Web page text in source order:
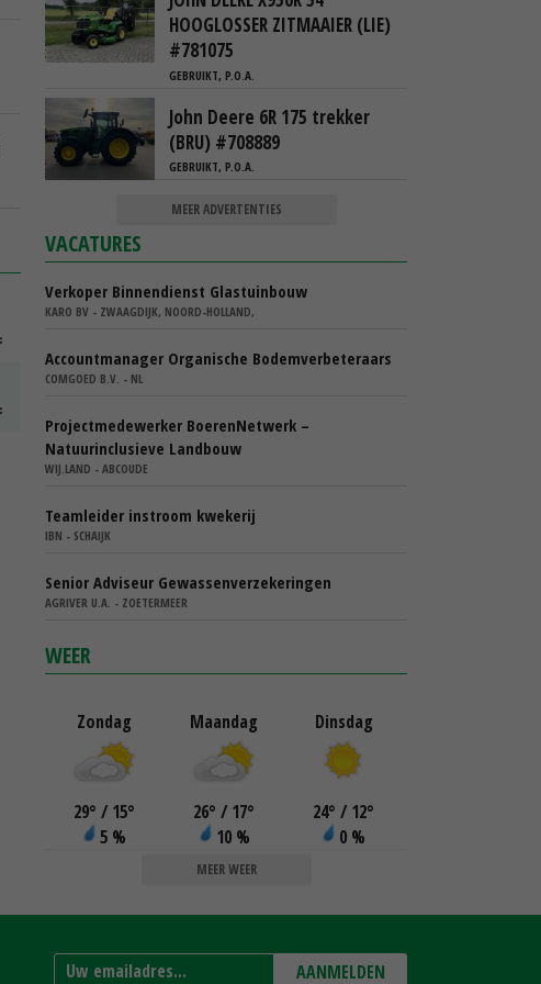
HOOGLOSSER ZITMAAIER (LIE)
#781075
GEBRUIKT, P.O.A.
John Deere 6R 175 trekker
(BRU) #708889
GEBRUIKT, P.O.A.
MEER ADVERTENTIES
VACATURES
Verkoper Binnendienst Glastuinbouw
KARO BV - ZWAAGDIJK, NOORD-HOLLAND,
Accountmanager Organische Bodemverbeteraars
COMGOED B.V. - NL
Projectmedewerker BoerenNetwerk –
Natuurinclusieve Landbouw
WIJ.LAND - ABCOUDE
Teamleider instroom kwekerij
IBN - SCHAIJK
Senior Adviseur Gewassenverzekeringen
AGRIVER U.A. - ZOETERMEER
WEER
Zondag
29° / 15°
5 %
Maandag
26° / 17°
10 %
Dinsdag
24° / 12°
0 %
MEER WEER
AANMELDEN